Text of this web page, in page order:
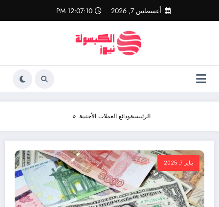
المحتوى
أغسطس 7, 2026 12:07:10 PM
الرئيسيةودائع العملات الأجنبية
يناير 7, 2025